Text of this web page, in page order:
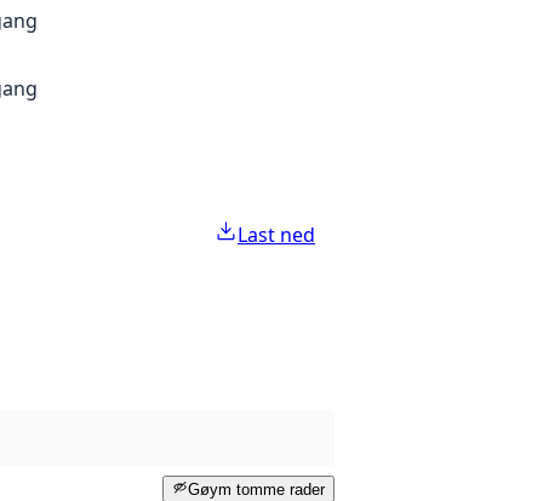
Last ned
Gøym tomme rader